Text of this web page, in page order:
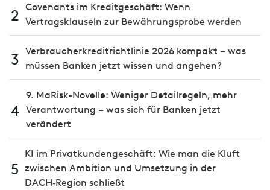
2 Covenants im Kreditgeschäft: Wenn
Vertragsklauseln zur Bewährungsprobe werden
3 Verbraucherkreditrichtlinie 2026 kompakt – was
müssen Banken jetzt wissen und angehen?
4
9. MaRisk-Novelle: Weniger Detailregeln, mehr
Verantwortung – was sich für Banken jetzt
verändert
5
KI im Privatkundengeschäft: Wie man die Kluft
zwischen Ambition und Umsetzung in der
DACH‑Region schließt